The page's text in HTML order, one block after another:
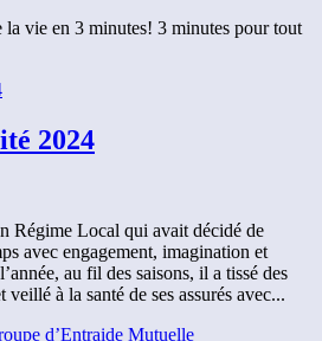
vie en 3 minutes! 3 minutes pour tout
2024
Régime Local qui avait décidé de
avec engagement, imagination et
au fil des saisons, il a tissé des
à la santé de ses assurés avec...